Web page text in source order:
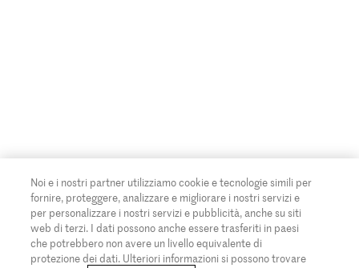
Noi e i nostri partner utilizziamo cookie e tecnologie simili per
fornire, proteggere, analizzare e migliorare i nostri servizi e
per personalizzare i nostri servizi e pubblicità, anche su siti
web di terzi. I dati possono anche essere trasferiti in paesi
che potrebbero non avere un livello equivalente di
protezione dei dati. Ulteriori informazioni si possono trovare